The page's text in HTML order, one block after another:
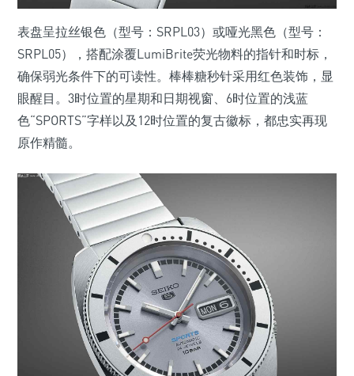
表盘呈拉丝银色（型号：SRPL03）或哑光黑色（型号：
SRPL05），搭配涂覆LumiBrite荧光物料的指针和时标，
确保弱光条件下的可读性。棒棒糖秒针采用红色装饰，显
眼醒目。3时位置的星期和日期视窗、6时位置的浅蓝
色“SPORTS”字样以及12时位置的复古徽标，都忠实再现
原作精髓。